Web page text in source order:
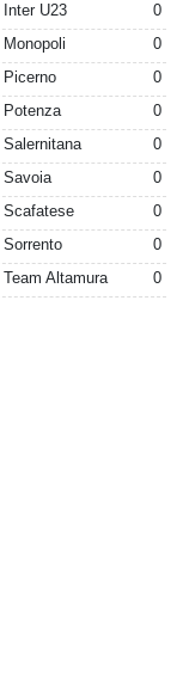
Inter U23
0
Monopoli
0
Picerno
0
Potenza
0
Salernitana
0
Savoia
0
Scafatese
0
Sorrento
0
Team Altamura
0